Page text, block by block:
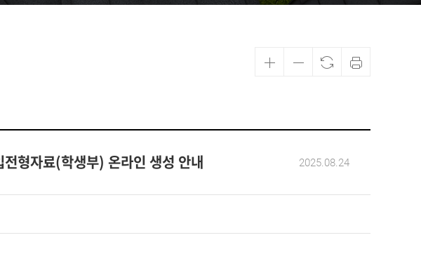
형자료(학생부) 온라인 생성 안내 2025.08.24